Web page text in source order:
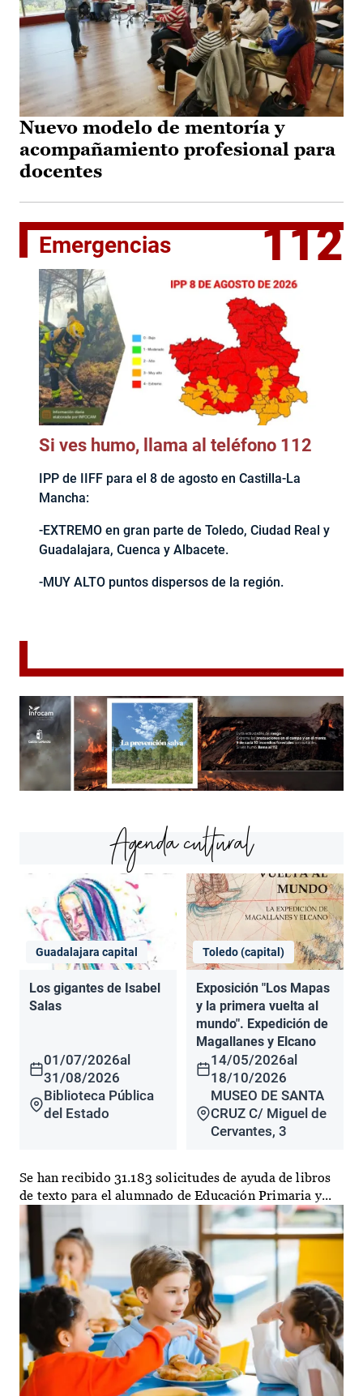
Nuevo modelo de mentoría y
acompañamiento profesional para
docentes
Emergencias 112
Si ves humo, llama al teléfono 112
IPP de IIFF para el 8 de agosto en Castilla-La
Mancha:
-EXTREMO en gran parte de Toledo, Ciudad Real y
Guadalajara, Cuenca y Albacete.
-MUY ALTO puntos dispersos de la región.
Agenda cultural
Guadalajara capital
Los gigantes de Isabel
Salas
01/07/2026al
31/08/2026
Biblioteca Pública
del Estado
Toledo (capital)
Exposición "Los Mapas
y la primera vuelta al
mundo". Expedición de
Magallanes y Elcano
14/05/2026al
18/10/2026
MUSEO DE SANTA
CRUZ C/ Miguel de
Cervantes, 3
Se han recibido 31.183 solicitudes de ayuda de libros
de texto para el alumnado de Educación Primaria y...